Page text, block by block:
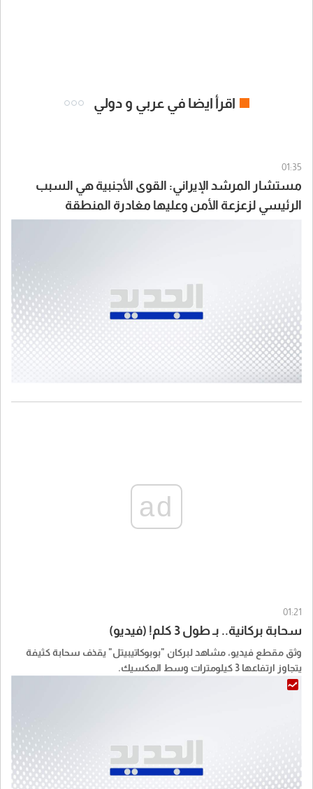
اقرأ ايضا في عربي و دولي
01:35
مستشار المرشد الإيراني: القوى الأجنبية هي السبب
الرئيسي لزعزعة الأمن وعليها مغادرة المنطقة
ad
01:21
سحابة بركانية.. بـ طول 3 كلم! (فيديو)
وثق مقطع فيديو، مشاهد لبركان "بوبوكاتيبيتل" يقذف سحابة كثيفة
يتجاوز ارتفاعها 3 كيلومترات وسط المكسيك.